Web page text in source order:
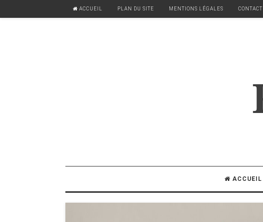
ACCUEIL PLAN DU SITE MENTIONS LÉGALES CONTACT
ACCUEIL